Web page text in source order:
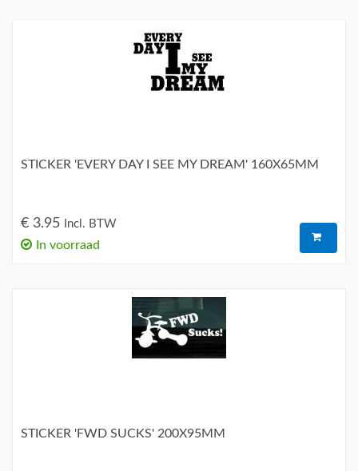
STICKER 'EVERY DAY I SEE MY DREAM' 160X65MM
€ 3.95 Incl. BTW
In voorraad
STICKER 'FWD SUCKS' 200X95MM